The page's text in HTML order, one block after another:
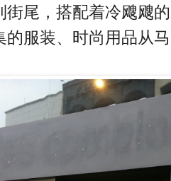
街尾，搭配着冷飕飕
的服装、时尚用品从